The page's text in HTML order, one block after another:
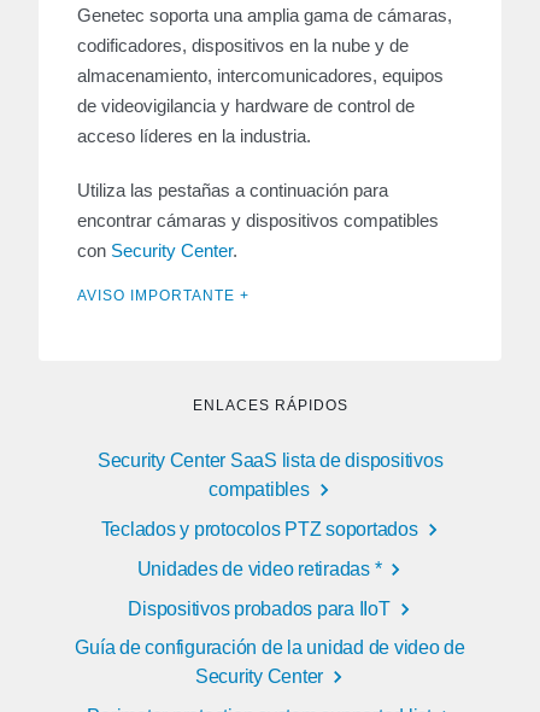
Genetec soporta una amplia gama de cámaras,
codificadores, dispositivos en la nube y de
almacenamiento, intercomunicadores, equipos
de videovigilancia y hardware de control de
acceso líderes en la industria.
Utiliza las pestañas a continuación para
encontrar cámaras y dispositivos compatibles
con Security Center.
AVISO IMPORTANTE +
ENLACES RÁPIDOS
Security Center SaaS lista de dispositivos
compatibles
Teclados y protocolos PTZ soportados
Unidades de video retiradas *
Dispositivos probados para IIoT
Guía de configuración de la unidad de video de
Security Center